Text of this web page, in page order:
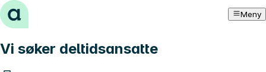
Hopp til innhold Meny
Vi søker deltidsansatte